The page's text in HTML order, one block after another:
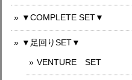
▼COMPLETE SET▼
▼足回りSET▼
VENTURE SET